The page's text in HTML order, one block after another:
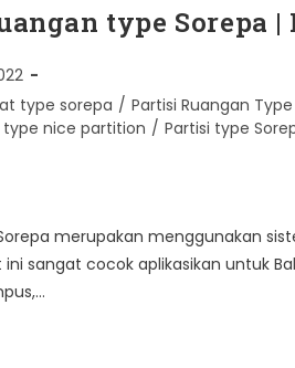
type Sorepa
type sorepa / Partisi Ruangan
type nice partition / Partisi type
merupakan menggunakan
sangat cocok aplikasikan untuk